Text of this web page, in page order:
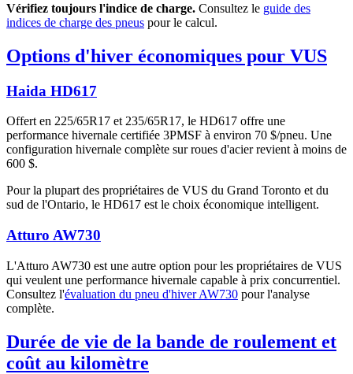
Vérifiez toujours l'indice de charge. Consultez le guide des
indices de charge des pneus pour le calcul.
Options d'hiver économiques pour VUS
Haida HD617
Offert en 225/65R17 et 235/65R17, le HD617 offre une
performance hivernale certifiée 3PMSF à environ 70 $/pneu. Une
configuration hivernale complète sur roues d'acier revient à moins de
600 $.
Pour la plupart des propriétaires de VUS du Grand Toronto et du
sud de l'Ontario, le HD617 est le choix économique intelligent.
Atturo AW730
L'Atturo AW730 est une autre option pour les propriétaires de VUS
qui veulent une performance hivernale capable à prix concurrentiel.
Consultez l'évaluation du pneu d'hiver AW730 pour l'analyse
complète.
Durée de vie de la bande de roulement et
coût au kilomètre